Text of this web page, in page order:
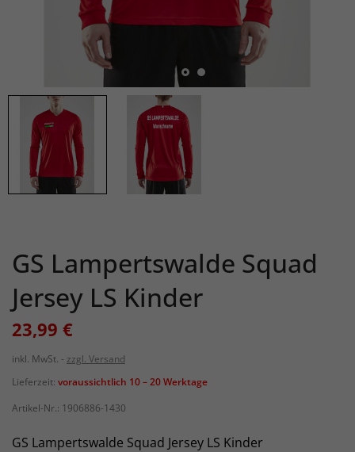
GS Lampertswalde Squad
Jersey LS Kinder
23,99 €
inkl. MwSt.
zzgl. Versand
Lieferzeit: voraussichtlich 10 – 20 Werktage
Artikel-Nr.: 1906886-1430
GS Lampertswalde Squad Jersey LS Kinder